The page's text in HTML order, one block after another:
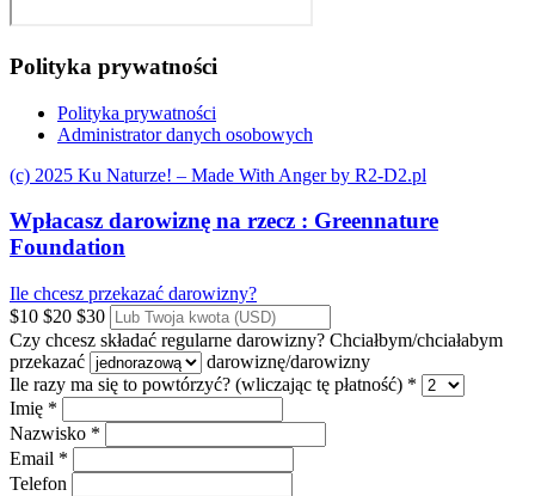
Polityka prywatności
Polityka prywatności
Administrator danych osobowych
(c) 2025 Ku Naturze! – Made With Anger by R2-D2.pl
Wpłacasz darowiznę na rzecz : Greennature
Foundation
Ile chcesz przekazać darowizny?
$10 $20 $30
Czy chcesz składać regularne darowizny? Chciałbym/chciałabym
przekazać
darowiznę/darowizny
Ile razy ma się to powtórzyć? (wliczając tę płatność) *
Imię *
Nazwisko *
Email *
Telefon